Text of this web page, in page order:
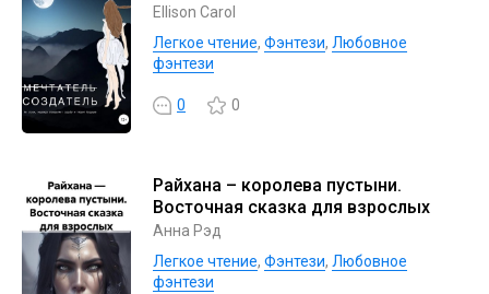
Ellison Carol
Легкое чтение, Фэнтези, Любовное
фэнтези
0 0
Райхана – королева пустыни.
Восточная сказка для взрослых
Анна Рэд
Легкое чтение, Фэнтези, Любовное
фэнтези